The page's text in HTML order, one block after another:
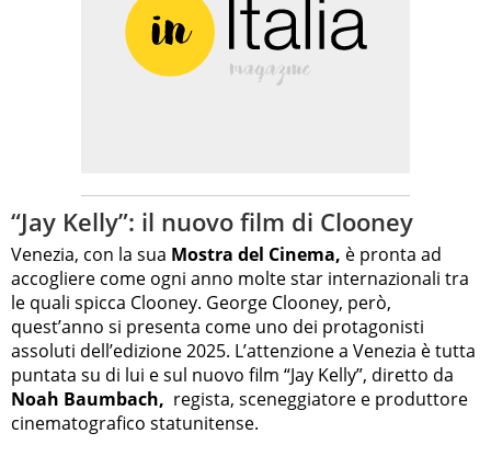
“Jay Kelly”: il nuovo film di Clooney
Venezia, con la sua Mostra del Cinema, è pronta ad
accogliere come ogni anno molte star internazionali tra
le quali spicca Clooney. George Clooney, però,
quest’anno si presenta come uno dei protagonisti
assoluti dell’edizione 2025. L’attenzione a Venezia è tutta
puntata su di lui e sul nuovo film “Jay Kelly”, diretto da
Noah Baumbach, regista, sceneggiatore e produttore
cinematografico statunitense.